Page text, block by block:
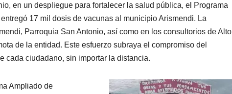
en un despliegue para fortalecer la salud pública, el Programa
17 mil dosis de vacunas al municipio Arismendi. La
Parroquia San Antonio, así como en los consultorios de Alto
de la entidad. Este esfuerzo subraya el compromiso del
cada ciudadano, sin importar la distancia.
Ampliado de